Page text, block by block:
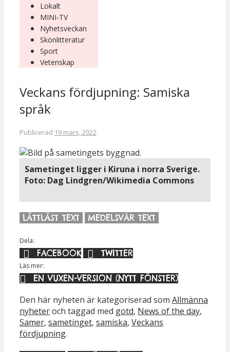
Lokalt
MINI-TV
Nyhetsveckan
Skönlitteratur
Sport
Vetenskap
Veckans fördjupning: Samiska
språk
Publicerad 19 mars, 2022
Sametinget ligger i Kiruna i norra Sverige.
Foto: Dag Lindgren/Wikimedia Commons
LÄTTLÄST TEXT MEDELSVÅR TEXT
Dela:
FACEBOOK TWITTER
Läs mer:
EN VUXEN-VERSION (NYTT FÖNSTER)
Den här nyheten är kategoriserad som Allmänna
nyheteroch taggad med gotd, News of the day,
Samer, sametinget, samiska, Veckans
fördjupning.